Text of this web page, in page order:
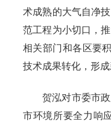
术成熟的大气自净
范工程为小切口，
相关部门和各区要
技术成果转化，形成
贺泓对市委市
市环境所要全力响